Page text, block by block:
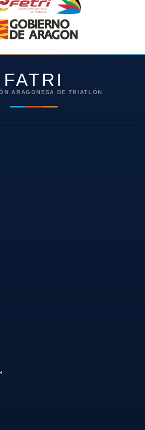
FATRI
ARAGONESA DE TRIATLÓN